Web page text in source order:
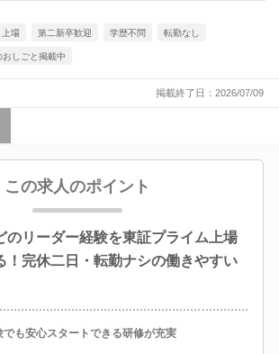
上場 第二新卒歓迎 学歴不問 転勤なし
おしごと掲載中
掲載終了日：2026/07/09
この求人のポイント
のリーダー経験を東証プライム上場
！完休二日・転勤ナシの働きやすい
でも安心スタートできる研修が充実